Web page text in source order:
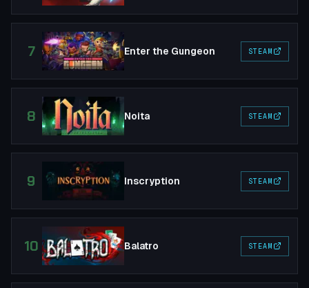
7 Enter the Gungeon STEAM
8 Noita STEAM
9 Inscryption STEAM
10 Balatro STEAM